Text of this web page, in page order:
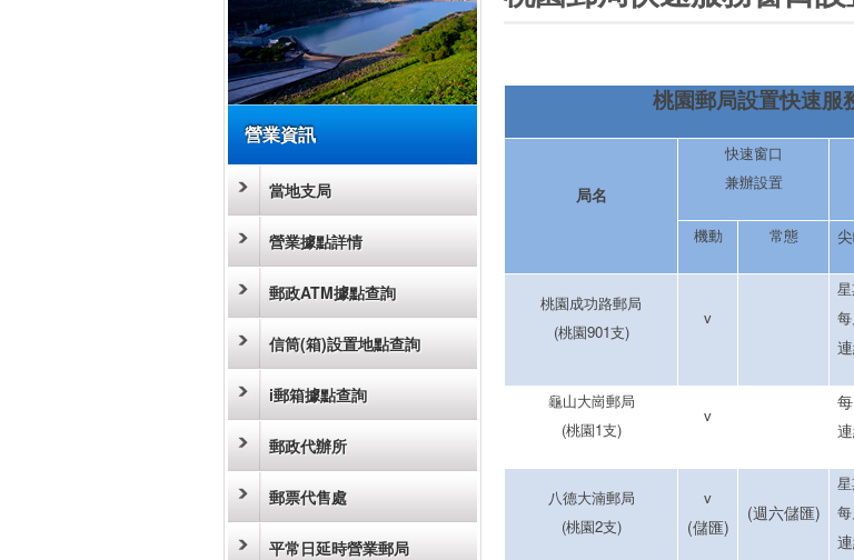
營業資訊
當地支局
營業據點詳情
郵政ATM據點查詢
信筒(箱)設置地點查詢
i郵箱據點查詢
郵政代辦所
郵票代售處
平常日延時營業郵局
桃園郵局設置快速服
局名
快速窗口
兼辦設置
機動 常態
桃園成功路郵局
(桃園901支)
v
龜山大崗郵局
(桃園1支)
v
八德大湳郵局
(桃園2支)
v
(儲匯)
(週六儲匯)